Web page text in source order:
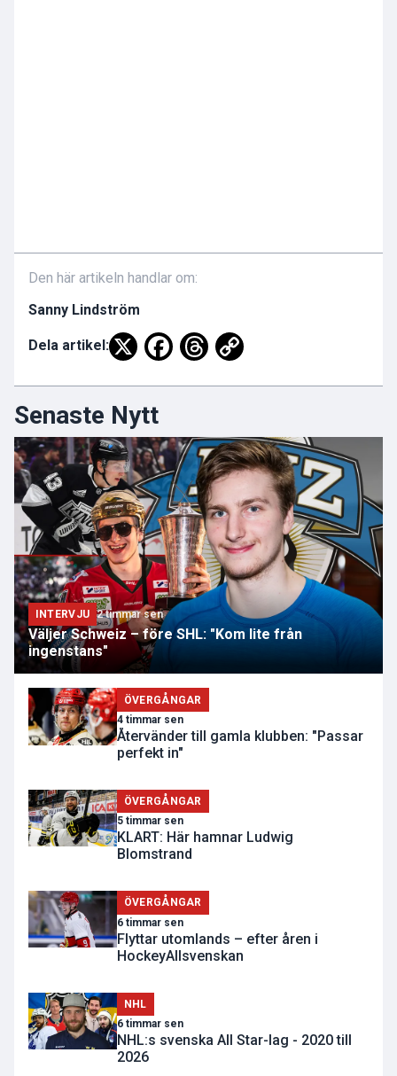
Den här artikeln handlar om:
Sanny Lindström
Dela artikel:
Senaste Nytt
INTERVJU 2 timmar sen
Väljer Schweiz – före SHL: "Kom lite från
ingenstans"
ÖVERGÅNGAR
4 timmar sen
Återvänder till gamla klubben: "Passar
perfekt in"
ÖVERGÅNGAR
5 timmar sen
KLART: Här hamnar Ludwig
Blomstrand
ÖVERGÅNGAR
6 timmar sen
Flyttar utomlands – efter åren i
HockeyAllsvenskan
NHL
6 timmar sen
NHL:s svenska All Star-lag - 2020 till
2026